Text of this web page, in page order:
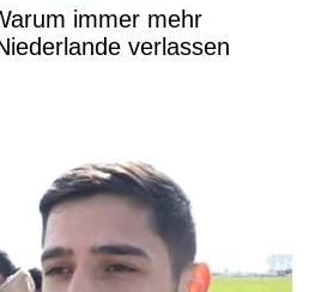
immer mehr
verlassen